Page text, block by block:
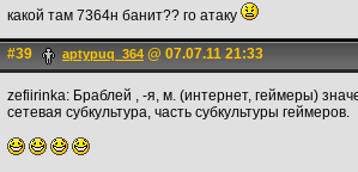
какой там 7364н банит?? го атаку
#39 aptypuq_364 @ 07.07.11 21:33
zefiirinka: Браблей , -я, м. (интернет, геймеры)
сетевая субкультура, часть субкультуры геймеров.